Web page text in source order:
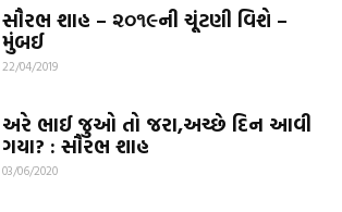
સૌરભ શાહ – ૨૦૧૯ની ચૂંટણી વિશે –
મુંબઈ
22/04/2019
અરે ભાઈ જુઓ તો જરા,અચ્છે દિન આવી
ગયા? : સૌરભ શાહ
03/06/2020